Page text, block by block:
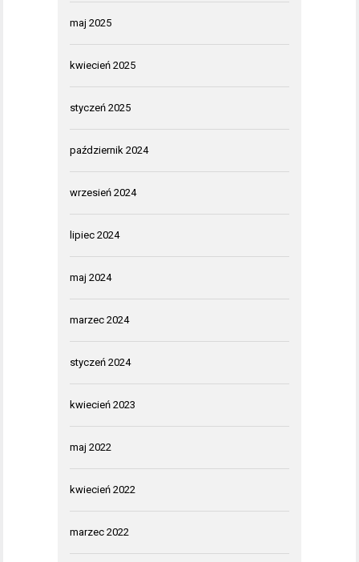
maj 2025
kwiecień 2025
styczeń 2025
październik 2024
wrzesień 2024
lipiec 2024
maj 2024
marzec 2024
styczeń 2024
kwiecień 2023
maj 2022
kwiecień 2022
marzec 2022